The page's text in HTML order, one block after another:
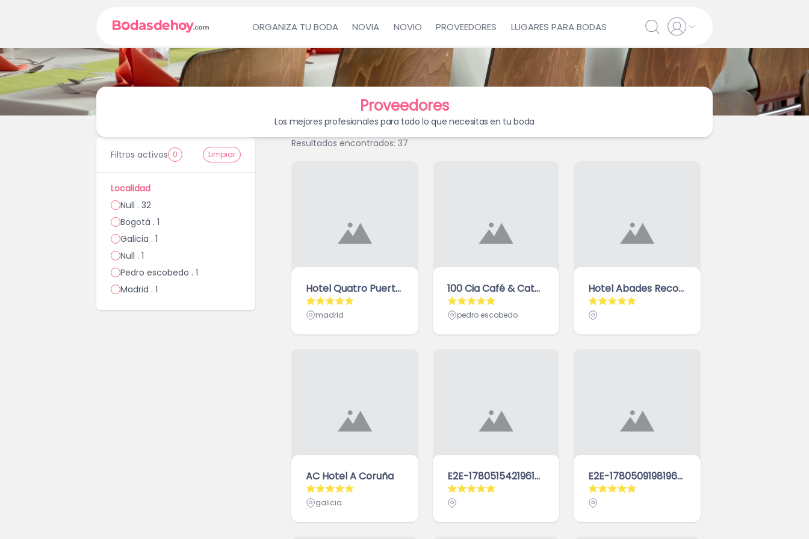
ORGANIZA TU BODA NOVIA NOVIO PROVEEDORES LUGARES PARA BODAS
Proveedores
Los mejores profesionales para todo lo que necesitas en tu boda
Filtros activos 0 Limpiar
Localidad
Null . 32
Bogotá . 1
Galicia . 1
Null . 1
Pedro escobedo . 1
Madrid . 1
Resultados encontrados: 37
Hotel Quatro Puerta Del Sol
madrid
100 Cia Café & Catering, 3, Avenida De Albert Einstein, Parque Científico Y Tecnológico De Cantabria, Barrio Rucandial, Peñacastillo, Santander, Cantabria, 39011, España
pedro escobedo
Hotel Abades Recogidas
AC Hotel A Coruña
galicia
E2E-1780515421961-Marca-Qfxin E2E-1780509198196-Marca-0c7cu